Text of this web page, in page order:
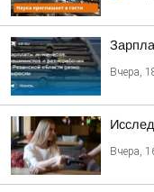
Вчера,
Вчера,